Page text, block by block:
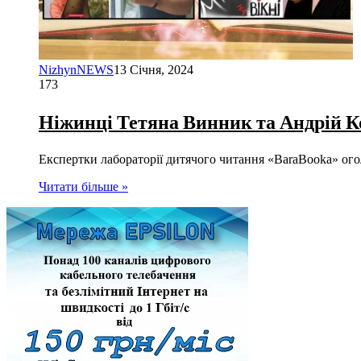
NizhynNEWS13 Січня, 2024
173
Ніжинці Тетяна Винник та Андрій
Експертки лабораторії дитячого читання «BaraBooka»
Читати більше »